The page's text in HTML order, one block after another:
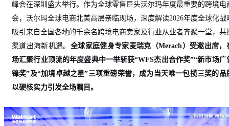
峰会在深圳盛大举行。作为全球零售巨头沃尔玛年度最重要的跨境电
会，沃尔玛全球电商北美高层亲临现场，深度解读2026年度全球化战
吸引来自全国各地的千余名跨境电商卖家及行业从业者齐聚一堂，共
渠道出海新机遇。 全球家庭健身专家麦瑞克（Merach）受邀出席，
场汇聚行业顶流的年度盛典中一举斩获“WFS杰出合作奖”“新市场广
锋奖”及“加境卓越之星”三项重磅荣誉，成为当天唯一包揽三奖的品
以硬核实力引发全场瞩目。